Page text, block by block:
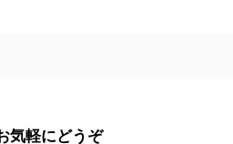
気軽にどうぞ